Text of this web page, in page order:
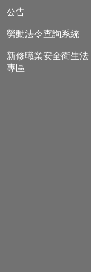
公告
勞動法令查詢系統
新修職業安全衛生法
專區